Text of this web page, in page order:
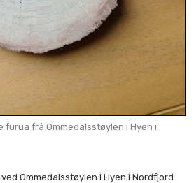
furua frå Ommedalsstøylen i Hyen i
Ommedalsstøylen i Hyen i Nordfjord